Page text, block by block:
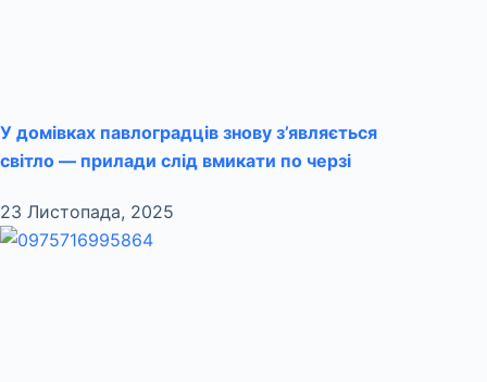
У домівках павлоградців знову з’являється
світло — прилади слід вмикати по черзі
23 Листопада, 2025